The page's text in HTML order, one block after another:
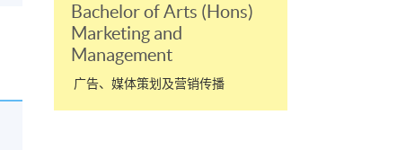
Bachelor of Arts (Hons)
Marketing and
Management
广告、媒体策划及营销传播